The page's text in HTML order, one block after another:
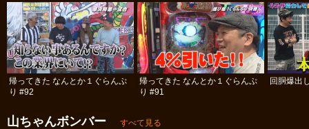
帰ってきた なんとか１ぐらんぷ
り #92
帰ってきた なんとか１ぐらんぷ
り #91
回胴爆出
山ちゃんボンバー すべて見る